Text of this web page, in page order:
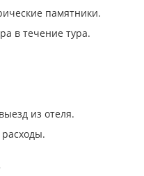
памятники.
в течение тура.
из отеля.